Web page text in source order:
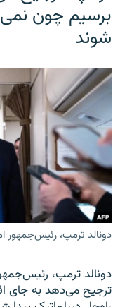
برسیم چون
شوند
دونالد ترمپ، رئیس‌جمهور
دونالد ترمپ،
ترجیح می‌دهد به جای